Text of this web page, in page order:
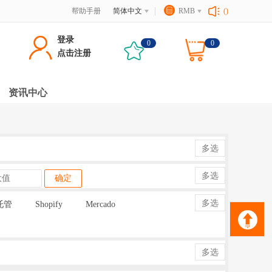
帮助手册 简体中文 RMB ()
登录
点击注册
0 0
资讯中心
多选
确定 多选
管 Shopify Mercado 多选
多选